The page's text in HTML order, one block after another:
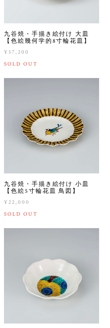
九谷焼・手描き絵付け 大皿
【色絵幾何学的8寸輪花皿】
¥57,200
SOLD OUT
九谷焼・手描き絵付け 小皿
【色絵5寸輪花皿 鳥図】
¥22,000
SOLD OUT